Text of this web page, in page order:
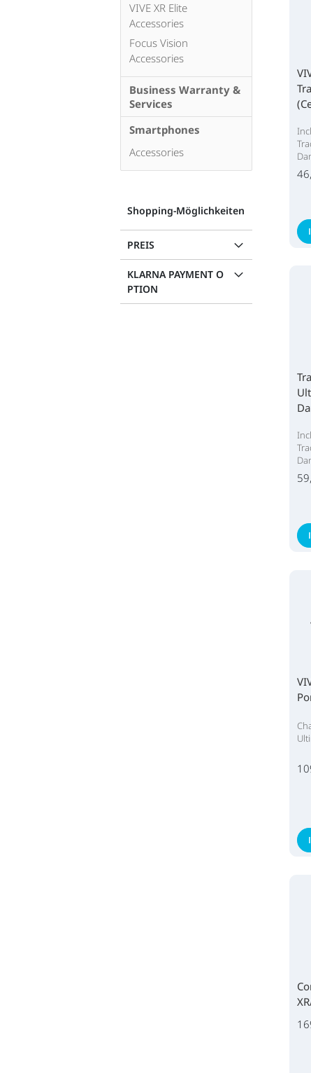
VIVE XR Elite
Accessories
Focus Vision
Accessories
Business Warranty &
Services
Smartphones
Accessories
Shopping-Möglichkeiten
PREIS
KLARNA PAYMENT O
PTION